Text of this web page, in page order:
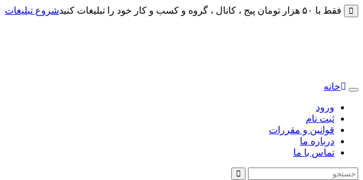
فقط با ۵۰ هزار تومان پیج ، کانال ، گروه و کسب و کار خود را تبلیغات کنید شروع تبلیغات
Toggle
خانه
ورود
ثبت نام
قوانین و مقررات
درباره ما
تماس با ما